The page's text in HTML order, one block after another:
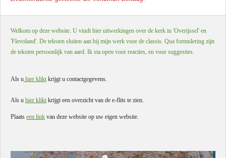
Welkom op deze website. U vindt hier uitwerkingen over de kerk in 'Overijssel' en
'Flevoland'. De teksten sluiten aan bij mijn werk voor de classis. Qua formulering zijn
de teksten persoonlijk van aard. Ik sta open voor reacties, en voor suggesties.
Als u hier klikt krijgt u contactgegevens.
Als u hier klikt krijgt een overzicht van de e-flits te zien.
Plaats een link van deze website op uw eigen website.